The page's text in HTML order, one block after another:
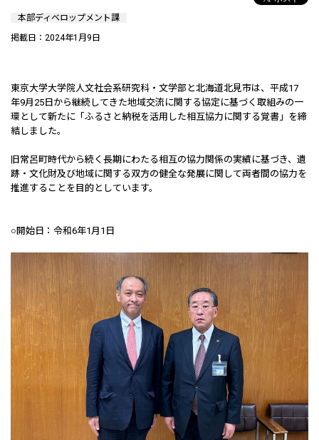
本部ディベロップメント課
掲載日：2024年1月9日
東京大学大学院人文社会系研究科・文学部と北海道北見市は、平成17
年9月25日から継続してきた地域交流に関する協定に基づく取組みの一
環として新たに「ふるさと納税を活用した相互協力に関する覚書」を締
結しました。
旧常呂町時代から続く長期にわたる相互の協力関係の実績に基づき、遺
跡・文化財及び地域に関する双方の健全な発展に関して両者間の協力を
推進することを目的としています。
○開始日：令和6年1月1日